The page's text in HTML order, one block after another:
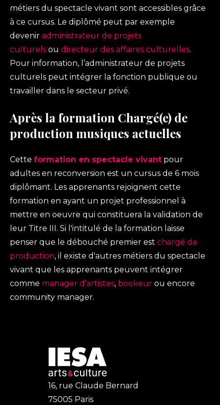
métiers du spectacle vivant sont accessibles grâce
à ce cursus. Le diplômé peut par exemple
devenir administrateur de projets
culturels ou directeur des affaires culturelles.
Pour information, l’administrateur de projets
culturels peut intégrer la fonction publique ou
travailler dans le secteur privé.
Après la formation Chargé(e) de
production musiques actuelles
Cette formation en spectacle vivant pour
adultes en reconversion est un cursus de 6 mois
diplômant. Les apprenants rejoignent cette
formation en ayant un projet professionnel à
mettre en oeuvre qui constituera la validation de
leur Titre III. Si l'intitulé de la formation laisse
penser que le débouché premier est chargé de
production, il existe d'autres métiers du spectacle
vivant que les apprenants peuvent intégrer
comme manager d'artistes, bookeur ou encore
community manager.
16, rue Claude Bernard
75005 Paris